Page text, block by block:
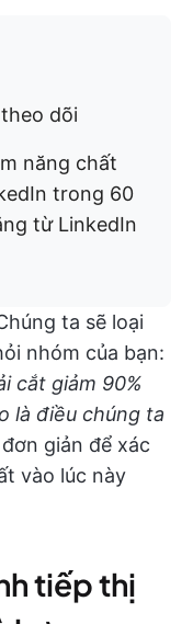
dõi
năng chất
trong 60
từ LinkedIn
ta sẽ loại
nhóm của bạn:
cắt giảm 90%
là điều chúng ta
giản để xác
vào lúc này
tiếp thị